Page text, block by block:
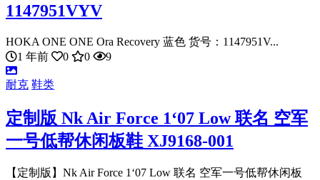
1147951VYV
HOKA ONE ONE Ora Recovery 蓝色 货号：1147951V...
1 年前
0 0 9
耐克 鞋类
定制版 Nk Air Force 1‘07 Low 联名 空军
一号低帮休闲板鞋 XJ9168-001
【定制版】Nk Air Force 1‘07 Low 联名 空军一号低帮休闲板